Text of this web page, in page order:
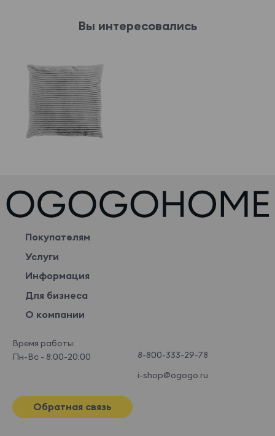
Вы интересовались
Покупателям
Услуги
Информация
Для бизнеса
О компании
Время работы:
Пн-Вс - 8:00-20:00
8-800-333-29-78
i-shop@ogogo.ru
Обратная связь